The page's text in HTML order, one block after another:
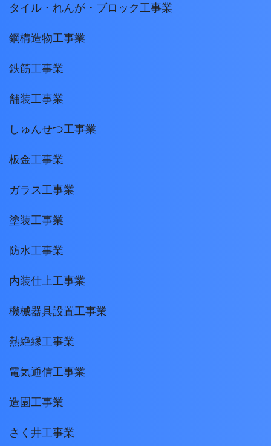
タイル・れんが・ブロック工事業
鋼構造物工事業
鉄筋工事業
舗装工事業
しゅんせつ工事業
板金工事業
ガラス工事業
塗装工事業
防水工事業
内装仕上工事業
機械器具設置工事業
熱絶縁工事業
電気通信工事業
造園工事業
さく井工事業